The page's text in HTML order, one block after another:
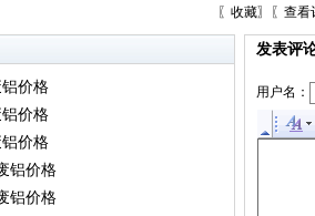
〖 收藏〗〖 查看
价格
价格
价格
铝价格
铝价格
发表评
用户名：